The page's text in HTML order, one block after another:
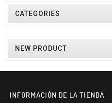
CATEGORIES
NEW PRODUCT
INFORMACIÓN DE LA TIENDA